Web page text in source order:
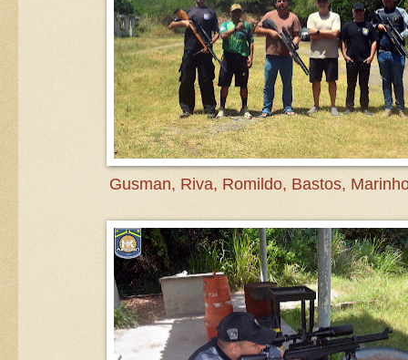
Gusman, Riva, Romildo, Bastos,